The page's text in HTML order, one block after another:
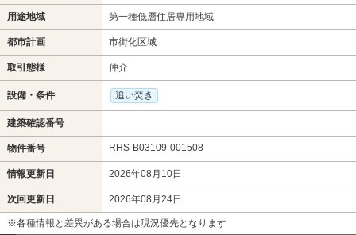
用途地域 第一種低層住居専用地域
都市計画 市街化区域
取引態様 仲介
設備・条件 追い焚き
建築確認番号
物件番号 RHS-B03109-001508
情報更新日 2026年08月10日
次回更新日 2026年08月24日
※各種情報と差異がある場合は現況優先となります